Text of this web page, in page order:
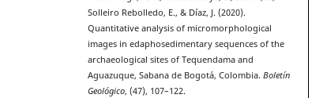
Solleiro Rebolledo, E., & Díaz, J. (2020).
Quantitative analysis of micromorphological
images in edaphosedimentary sequences of the
archaeological sites of Tequendama and
Aguazuque, Sabana de Bogotá, Colombia.Boletín
Geológico, (47), 107–122.